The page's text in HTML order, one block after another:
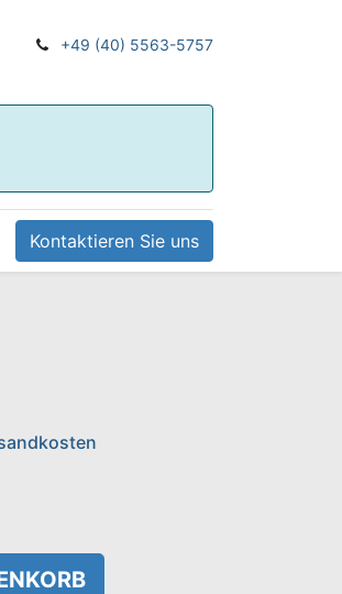
+49 (40) 5563-5757
Kontaktieren Sie uns